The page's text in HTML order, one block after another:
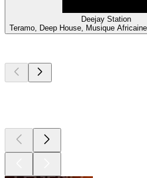
Deejay Station
Teramo, Deep House, Musique